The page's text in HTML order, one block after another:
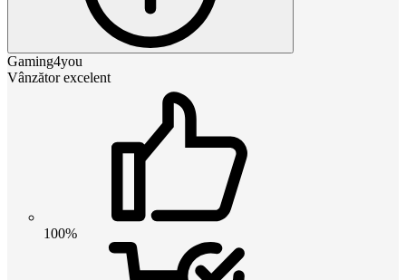
Gaming4you
Vânzător excelent
100%